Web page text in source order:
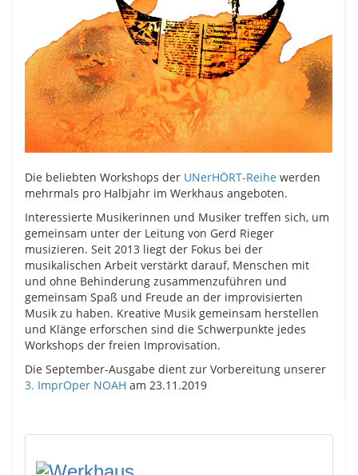
Die beliebten Workshops der UNerHÖRT-Reihe werden
mehrmals pro Halbjahr im Werkhaus angeboten.
Interessierte Musikerinnen und Musiker treffen sich, um
gemeinsam unter der Leitung von Gerd Rieger
musizieren. Seit 2013 liegt der Fokus bei der
musikalischen Arbeit verstärkt darauf, Menschen mit
und ohne Behinderung zusammenzuführen und
gemeinsam Spaß und Freude an der improvisierten
Musik zu haben. Kreative Musik gemeinsam herstellen
und Klänge erforschen sind die Schwerpunkte jedes
Workshops der freien Improvisation.
Die September-Ausgabe dient zur Vorbereitung unserer
3. ImprOper NOAH am 23.11.2019